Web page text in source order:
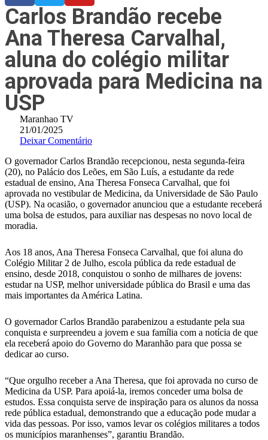
Carlos Brandão recebe
Ana Theresa Carvalhal,
aluna do colégio militar
aprovada para Medicina na
USP
Maranhao TV
21/01/2025
Deixar Comentário
O governador Carlos Brandão recepcionou, nesta segunda-feira
(20), no Palácio dos Leões, em São Luís, a estudante da rede
estadual de ensino, Ana Theresa Fonseca Carvalhal, que foi
aprovada no vestibular de Medicina, da Universidade de São Paulo
(USP). Na ocasião, o governador anunciou que a estudante receberá
uma bolsa de estudos, para auxiliar nas despesas no novo local de
moradia.
Aos 18 anos, Ana Theresa Fonseca Carvalhal, que foi aluna do
Colégio Militar 2 de Julho, escola pública da rede estadual de
ensino, desde 2018, conquistou o sonho de milhares de jovens:
estudar na USP, melhor universidade pública do Brasil e uma das
mais importantes da América Latina.
O governador Carlos Brandão parabenizou a estudante pela sua
conquista e surpreendeu a jovem e sua família com a notícia de que
ela receberá apoio do Governo do Maranhão para que possa se
dedicar ao curso.
“Que orgulho receber a Ana Theresa, que foi aprovada no curso de
Medicina da USP. Para apoiá-la, iremos conceder uma bolsa de
estudos. Essa conquista serve de inspiração para os alunos da nossa
rede pública estadual, demonstrando que a educação pode mudar a
vida das pessoas. Por isso, vamos levar os colégios militares a todos
os municípios maranhenses”, garantiu Brandão.